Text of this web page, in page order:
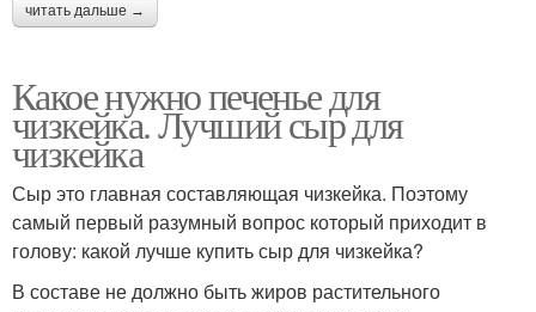
читать дальше →
Какое нужно печенье для
чизкейка. Лучший сыр для
чизкейка
Сыр это главная составляющая чизкейка. Поэтому
самый первый разумный вопрос который приходит в
голову: какой лучше купить сыр для чизкейка?
В составе не должно быть жиров растительного